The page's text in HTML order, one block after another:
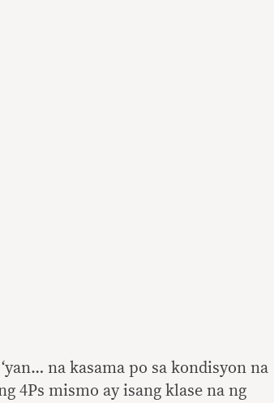
na kasama po sa kondisyon na
4Ps mismo ay isang klase na ng